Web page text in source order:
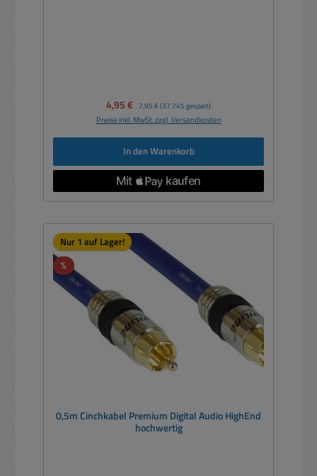
Verkaufspreis:
4,95 € Regulärer Preis:
7,95 € (37.74% gespart)
Preise inkl. MwSt. zzgl. Versandkosten
In den Warenkorb
Nur 1 auf Lager!
%Rabatt
0,5m Cinchkabel Premium Digital Audio HighEnd
hochwertig